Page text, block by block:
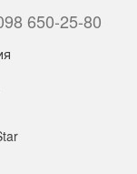
650-25-80